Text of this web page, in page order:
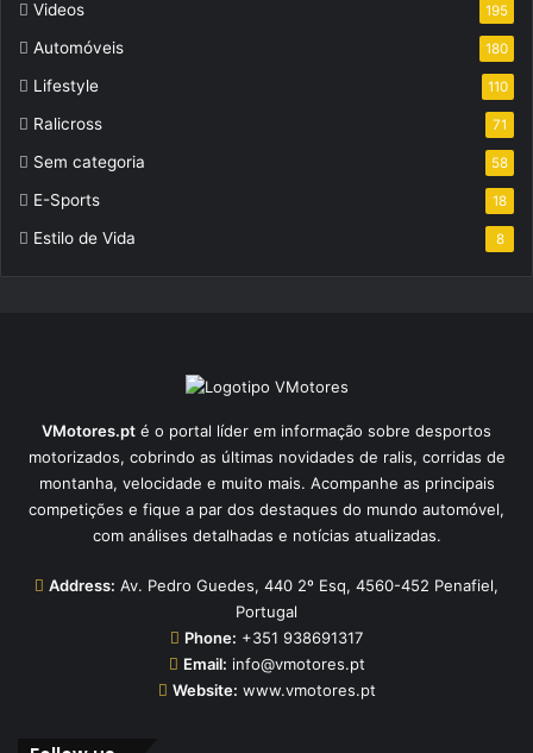
Videos 195
Automóveis 180
Lifestyle 110
Ralicross 71
Sem categoria 58
E-Sports 18
Estilo de Vida 8
VMotores.pt é o portal líder em informação sobre desportos
motorizados, cobrindo as últimas novidades de ralis, corridas de
montanha, velocidade e muito mais. Acompanhe as principais
competições e fique a par dos destaques do mundo automóvel,
com análises detalhadas e notícias atualizadas.
Address: Av. Pedro Guedes, 440 2º Esq, 4560-452 Penafiel,
Portugal
Phone: +351 938691317
Email: info@vmotores.pt
Website: www.vmotores.pt